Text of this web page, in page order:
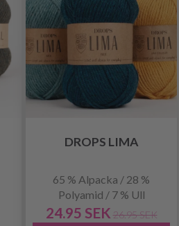
DROPS LIMA
65 % Alpacka / 28 %
Polyamid / 7 % Ull
24.95 SEK 26.95 SEK